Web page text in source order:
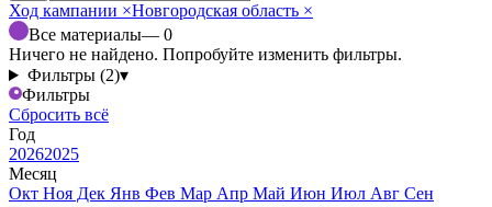
Ход кампании ×Новгородская область ×
Все материалы— 0
Ничего не найдено. Попробуйте изменить фильтры.
Фильтры (2)▾
Фильтры
Сбросить всё
Год
20262025
Месяц
Окт Ноя Дек Янв Фев Мар Апр Май Июн Июл Авг Сен